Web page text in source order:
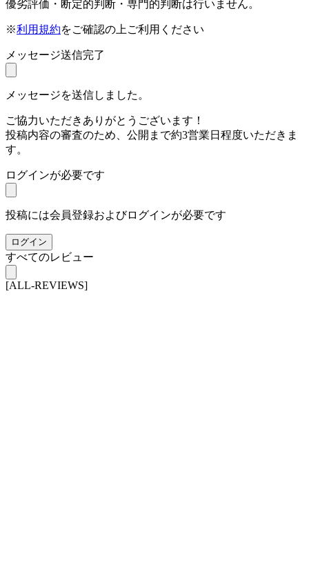
優劣評価・断定的判断・専門的判断は行いません。
※利用規約をご確認の上ご利用ください
メッセージ送信完了
メッセージを送信しました。
ご協力いただきありがとうございます！
投稿内容の審査のため、公開まで約3営業日程度いただきま
す。
ログインが必要です
投稿には会員登録およびログインが必要です
ログイン
すべてのレビュー
[ALL-REVIEWS]